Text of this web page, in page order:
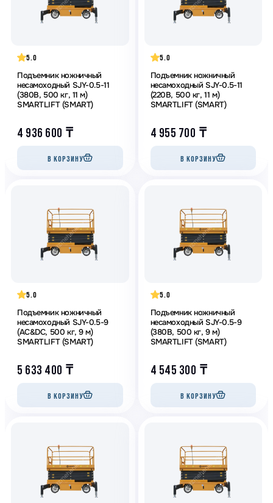
5.0
Подъемник ножничный
несамоходный SJY-0.5-11
(380В, 500 кг, 11 м)
SMARTLIFT (SMART)
4 936 600 ₸
В КОРЗИНУ
5.0
Подъемник ножничный
несамоходный SJY-0.5-11
(220В, 500 кг, 11 м)
SMARTLIFT (SMART)
4 955 700 ₸
В КОРЗИНУ
5.0
Подъемник ножничный
несамоходный SJY-0.5-9
(AC&DC, 500 кг, 9 м)
SMARTLIFT (SMART)
5 633 400 ₸
В КОРЗИНУ
5.0
Подъемник ножничный
несамоходный SJY-0.5-9
(380В, 500 кг, 9 м)
SMARTLIFT (SMART)
4 545 300 ₸
В КОРЗИНУ